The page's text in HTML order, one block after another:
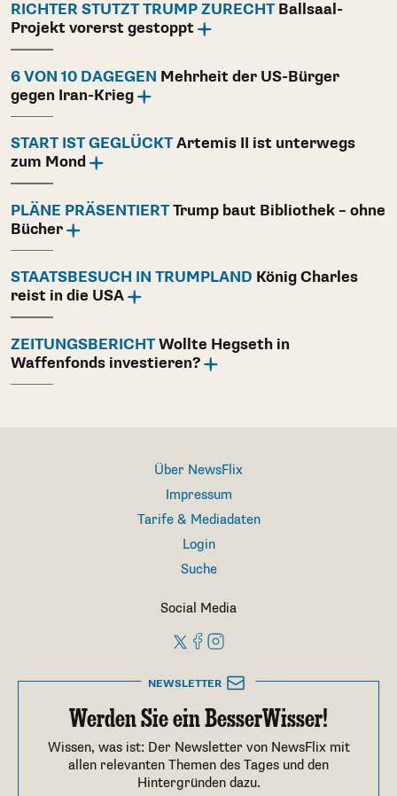
RICHTER STUTZT TRUMP ZURECHTBallsaal-
Projekt vorerst gestoppt
6 VON 10 DAGEGEN Mehrheit der US-Bürger
gegen Iran-Krieg
START IST GEGLÜCKTArtemis II ist unterwegs
zum Mond
PLÄNE PRÄSENTIERTTrump baut Bibliothek – ohne
Bücher
STAATSBESUCH IN TRUMPLAND König Charles
reist in die USA
ZEITUNGSBERICHTWollte Hegseth in
Waffenfonds investieren?
Über NewsFlix
Impressum
Tarife & Mediadaten
Login
Suche
Social Media
NEWSLETTER
Werden Sie ein BesserWisser!
Wissen, was ist: Der Newsletter von NewsFlix mit
allen relevanten Themen des Tages und den
Hintergründen dazu.